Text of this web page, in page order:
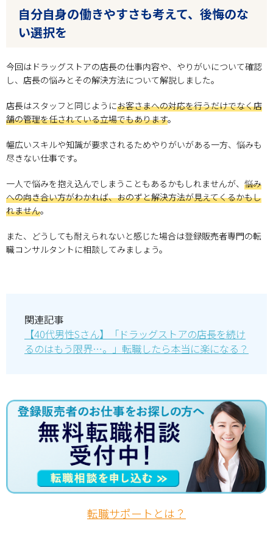
自分自身の働きやすさも考えて、後悔のな
い選択を
今回はドラッグストアの店長の仕事内容や、やりがいについて確認
し、店長の悩みとその解決方法について解説しました。
店長はスタッフと同じようにお客さまへの対応を行うだけでなく店
舗の管理を任されている立場でもあります。
幅広いスキルや知識が要求されるためやりがいがある一方、悩みも
尽きない仕事です。
一人で悩みを抱え込んでしまうこともあるかもしれませんが、 悩み
への向き合い方がわかれば、おのずと解決方法が見えてくるかもし
れません。
また、どうしても耐えられないと感じた場合は登録販売者専門の転
職コンサルタントに相談してみましょう。
関連記事
【40代男性Sさん】「ドラッグストアの店長を続け
るのはもう限界…。」転職したら本当に楽になる？
転職サポートとは？